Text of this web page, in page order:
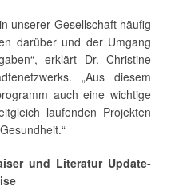
unserer Gesellschaft häufig
darüber und der Umgang
erklärt Dr. Christine
„Aus diesem
auch eine wichtige
laufenden Projekten
und Literatur Update-